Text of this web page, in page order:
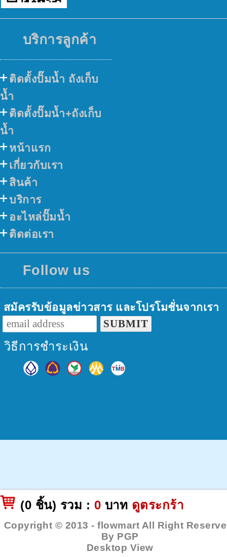
บริการลูกค้า
ติดตั้งปั๊มน้ำ ถังเก็บ
น้ำ
ติดตั้งปั๊มน้ำ+ถังเก็บ
น้ำ
หน้าแรก
เกี่ยวกับเรา
สินค้า
บริการ
อะไหล่ปั๊มน้ำ
ติดต่อเรา
Follow us
สมัครรับข้อมูลข่าวสาร และโปรโมชั่นจากเรา
วิธีการชำระเงิน
(0 ชิ้น) รวม : 0 บาท ดูตระกร้า
Copyright © 2013 - flowmart All Right
By PGP
Desktop View